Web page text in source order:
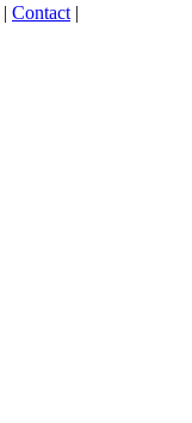
| Contact |